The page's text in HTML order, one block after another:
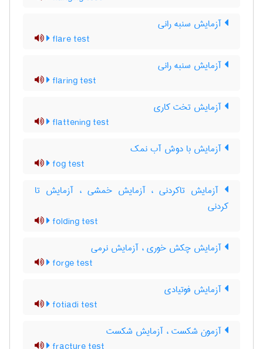
آزمایش سنبه رانی
flare test
آزمایش سنبه رانی
flaring test
آزمایش تخت کاری
flattening test
آزمایش با دوش آب نمک
fog test
آزمایش تاکردنی ، آزمایش خمشی ، آزمایش تا
کردنی
folding test
آزمایش چکش خوری ، آزمایش نرمی
forge test
آزمایش فوتیادی
fotiadi test
آزمون شکست ، آزمایش شکست